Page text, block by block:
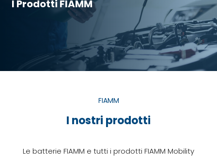
I Prodotti FIAMM
FIAMM
I nostri prodotti
Le batterie FIAMM e tutti i prodotti FIAMM Mobility